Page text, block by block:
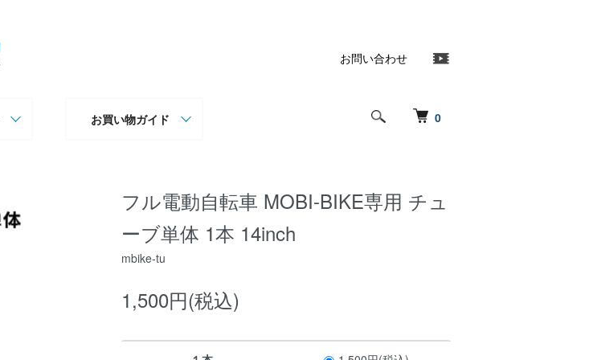
0
お買い物ガイド
お問い合わせ
フル電動自転車 MOBI-BIKE専用 チュ
ーブ単体 1本 14inch
mbike-tu
1,500円(税込)